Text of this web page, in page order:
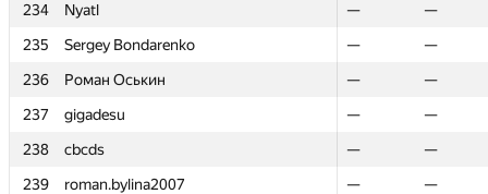
234
Nyatl —
—
235
Sergey Bondarenko —
—
236
Роман Оськин —
—
237
gigadesu —
—
238
cbcds —
—
239
roman.bylina2007 —
—
234
Nyatl —
—
235
Sergey Bondarenko —
—
236
Роман Оськин —
—
237
gigadesu —
—
238
cbcds —
—
239
roman.bylina2007 —
—